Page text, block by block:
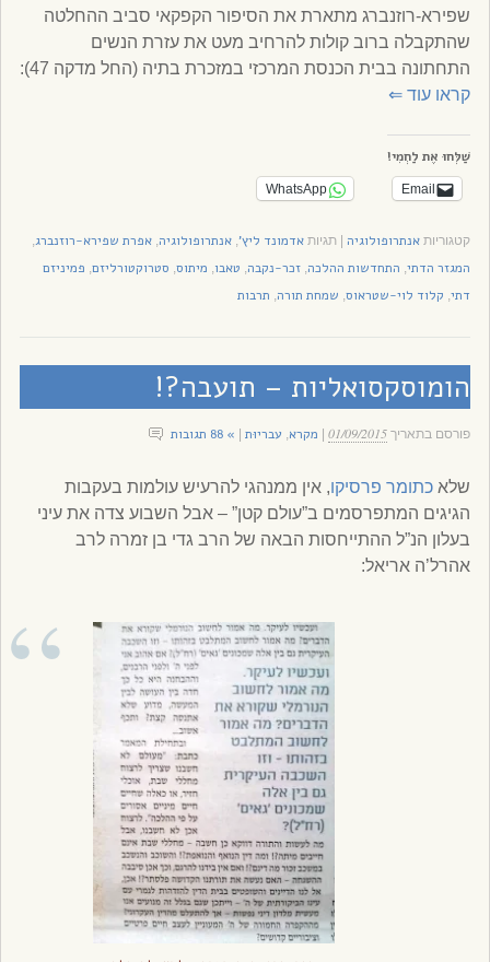
שפירא-רוזנברג מתארת את הסיפור הקפקאי סביב ההחלטה
שהתקבלה ברוב קולות להרחיב מעט את עזרת הנשים
התחתונה בבית הכנסת המרכזי במזכרת בתיה (החל מדקה 47):
קראו עוד⇐
שַׁלְּחוּ אֶת לַחְמִי!
Email
WhatsApp
קטגוריותאנתרופולוגיה |תגיותאדמונד ליץ',אנתרופולוגיה,אפרת שפירא-רוזנברג,
המגזר הדתי, התחדשות ההלכה,זכר-נקבה, טאבו, מיתוס, סטרוקטורליזם, פמיניזם
דתי, קלוד לוי-שטראוס, שמחת תורה, תרבות
הומוסקסואליות – תועבה?!
פורסם בתאריך01/09/2015 מקרא, עבריוּת » 88 תגובות
שלאכתומר פרסיקו, אין ממנהגי להרעיש עולמות בעקבות
הגיגים המתפרסמים ב”עולם קטן” – אבל השבוע צדה את עיני
בעלון הנ”ל ההתייחסות הבאה של הרב גדי בן זמרה לרב
אהרל’ה אריאל: